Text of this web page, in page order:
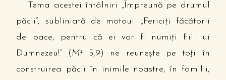
Tema acestei întâlniri „Împreună pe drumul
păcii”, subliniată de motoul: „Fericiţi făcătorii
de pace, pentru că ei vor fi numiţi fiii lui
Dumnezeu!” (Mt5,9) ne reuneşte pe toţi în
construirea păcii în inimile noastre, în familii,